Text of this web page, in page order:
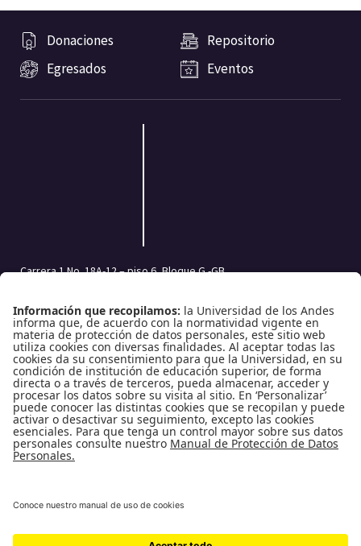
Donaciones
Repositorio
Egresados
Eventos
Carrera 1 No. 18A-12 – piso 6, Bloque G -GB
Tel.: (601) 332 45 05 | (601) 339 49 49 Ext.: 2500
Fax (601) 332 45 08
Redes Sociales